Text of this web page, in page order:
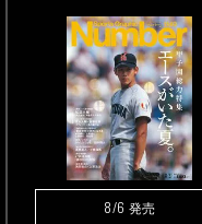
8/6 発売